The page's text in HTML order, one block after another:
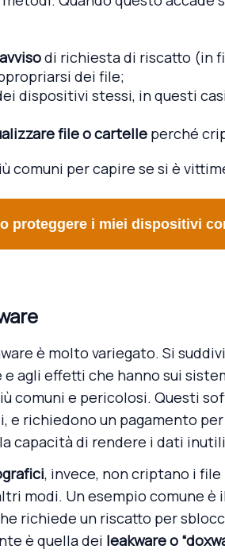
avvisodi richiesta di riscatto (in
dei file;
dispositivi stessi, in questi
file o cartelle perché
comuni per capire se si è
proteggere i miei dispositivi
è molto variegato. Si
agli effetti che hanno sui
comuni e pericolosi. Questi
e richiedono un pagamento
capacità di rendere i dati
, invece, non criptano i file
modi. Un esempio comune
richiede un riscatto per
è quella dei leakware o